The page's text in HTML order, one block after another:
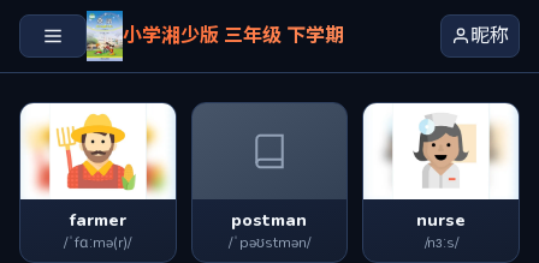
小学湘少版 三年级 下学期 昵称
farmer
/ˈfɑːmə(r)/
postman
/ˈpəʊstmən/
nurse
/nɜːs/